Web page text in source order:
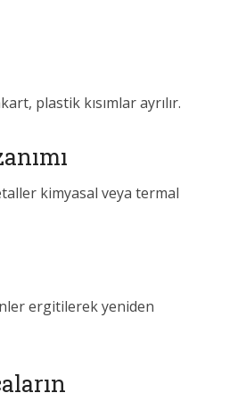
plastik kısımlar ayrılır.
kimyasal veya termal
ergitilerek yeniden